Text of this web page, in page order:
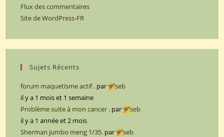
Flux des commentaires
Site de WordPress-FR
Sujets Récents
forum maquetisme actif . par
seb
il y a 1 mois et 1 semaine
Problème suite à mon cancer . par
seb
il y a 1 année et 2 mois
Sherman jumbo meng 1/35. par
seb